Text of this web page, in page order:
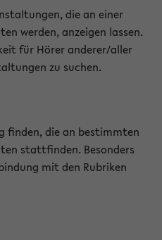
die an einer
werden, anzeigen lassen.
für Hörer anderer/aller
zu suchen.
finden, die an bestimmten
stattfinden. Besonders
mit den Rubriken